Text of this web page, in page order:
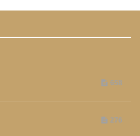
658
276